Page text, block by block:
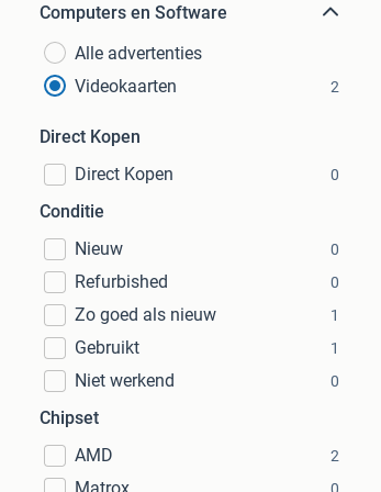
Computers en Software
Alle advertenties
Videokaarten
2
Direct Kopen
Direct Kopen
0
Conditie
Nieuw
0
Refurbished 0
Zo goed als nieuw 1
Gebruikt 1
Niet werkend 0
Chipset
AMD
2